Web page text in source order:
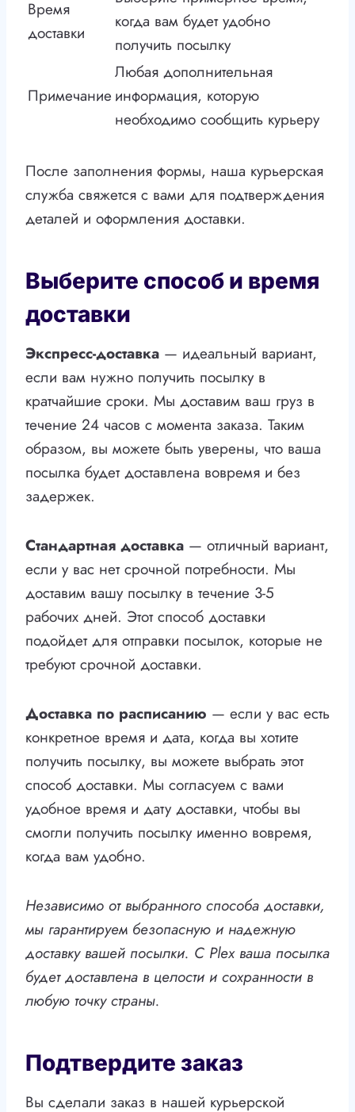
Время
доставки
когда вам будет удобно
получить посылку
Примечание
Любая дополнительная
информация, которую
необходимо сообщить курьеру
После заполнения формы, наша курьерская
служба свяжется с вами для подтверждения
деталей и оформления доставки.
Выберите способ и время
доставки
Экспресс-доставка — идеальный вариант,
если вам нужно получить посылку в
кратчайшие сроки. Мы доставим ваш груз в
течение 24 часов с момента заказа. Таким
образом, вы можете быть уверены, что ваша
посылка будет доставлена вовремя и без
задержек.
Стандартная доставка — отличный вариант,
если у вас нет срочной потребности. Мы
доставим вашу посылку в течение 3-5
рабочих дней. Этот способ доставки
подойдет для отправки посылок, которые не
требуют срочной доставки.
Доставка по расписанию — если у вас есть
конкретное время и дата, когда вы хотите
получить посылку, вы можете выбрать этот
способ доставки. Мы согласуем с вами
удобное время и дату доставки, чтобы вы
смогли получить посылку именно вовремя,
когда вам удобно.
Независимо от выбранного способа доставки,
мы гарантируем безопасную и надежную
доставку вашей посылки. С Plex ваша посылка
будет доставлена в целости и сохранности в
любую точку страны.
Подтвердите заказ
Вы сделали заказ в нашей курьерской